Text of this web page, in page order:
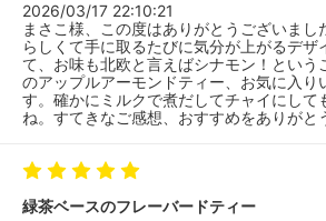
2026/03/17 22:10:21
まさこ様、この度はありがとうございまし
らしくて手に取るたびに気分が上がるデザ
て、お味も北欧と言えばシナモン！という
のアップルアーモンドティー、お気に入り
す。確かにミルクで煮だしてチャイにして
ね。すてきなご感想、おすすめをありがと
緑茶ベースのフレーバードティー